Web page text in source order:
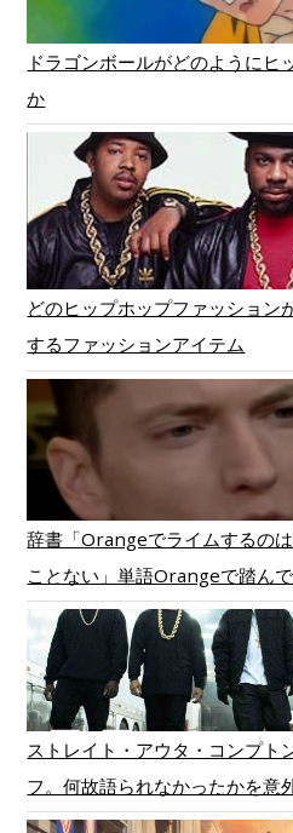
ドラゴンボールがどのようにヒ
か
どのヒップホップファッション
するファッションアイテム
辞書「Orangeでライムするの
ことない」単語Orangeで踏ん
ストレイト・アウタ・コンプト
フ。何故語られなかったかを意